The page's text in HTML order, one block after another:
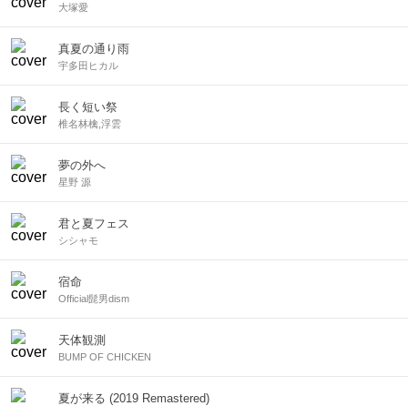
大塚愛
真夏の通り雨
宇多田ヒカル
長く短い祭
椎名林檎,浮雲
夢の外へ
星野 源
君と夏フェス
シシャモ
宿命
Official髭男dism
天体観測
BUMP OF CHICKEN
夏が来る (2019 Remastered)